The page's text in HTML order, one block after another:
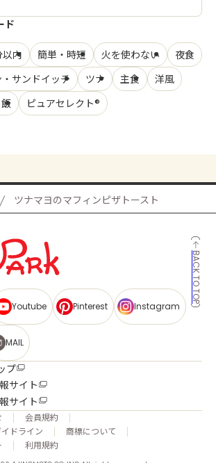
ド
以内 簡単・時短 火を使わない
夜食
サンドイッチ
ツナ 主食
洋風
ピュアセレクト®
ツナマヨのマフィンピザトースト
BACK TO TOP
Youtube Pinterest Instagram
MAIL
プ
サイト
サイト
会員規約
ドライン
商標について
利用規約